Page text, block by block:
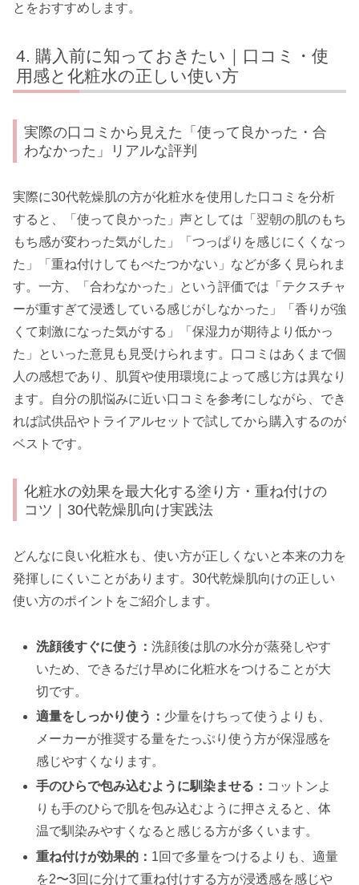
とをおすすめします。
購入前に知っておきたい｜口コミ・使
用感と化粧水の正しい使い方
実際の口コミから見えた「使って良かった・合
わなかった」リアルな評判
実際に30代乾燥肌の方が化粧水を使用した口コミを分析
すると、「使って良かった」声としては「翌朝の肌のもち
もち感が変わった気がした」「つっぱりを感じにくくなっ
た」「重ね付けしてもべたつかない」などが多く見られま
す。一方、「合わなかった」という評価では「テクスチャ
ーが重すぎて浸透している感じがしなかった」「香りが強
くて刺激になった気がする」「保湿力が期待より低かっ
た」といった意見も見受けられます。口コミはあくまで個
人の感想であり、肌質や使用環境によって感じ方は異なり
ます。自分の肌悩みに近い口コミを参考にしながら、でき
れば試供品やトライアルセットで試してから購入するのが
ベストです。
化粧水の効果を最大化する塗り方・重ね付けの
コツ｜30代乾燥肌向け実践法
どんなに良い化粧水も、使い方が正しくないと本来の力を
発揮しにくいことがあります。30代乾燥肌向けの正しい
使い方のポイントをご紹介します。
洗顔後すぐに使う：洗顔後は肌の水分が蒸発しやす
いため、できるだけ早めに化粧水をつけることが大
切です。
適量をしっかり使う： 少量をけちって使うよりも、
メーカーが推奨する量をたっぷり使う方が保湿感を
感じやすくなります。
手のひらで包み込むように馴染ませる： コットンよ
りも手のひらで肌を包み込むように押さえると、体
温で馴染みやすくなると感じる方が多くいます。
重ね付けが効果的： 1回で多量をつけるよりも、適量
を2〜3回に分けて重ね付けする方が浸透感を感じや